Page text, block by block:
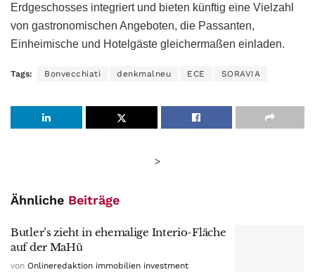
Erdgeschosses integriert und bieten künftig eine Vielzahl
von gastronomischen Angeboten, die Passanten,
Einheimische und Hotelgäste gleichermaßen einladen.
Tags: Bonvecchiati denkmalneu ECE SORAVIA
>
Ähnliche Beiträge
Butler’s zieht in ehemalige Interio-Fläche
auf der MaHü
von Onlineredaktion immobilien investment